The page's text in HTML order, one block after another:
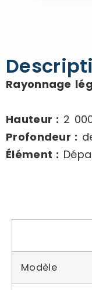
Rayonnage
Hauteur : 2
Profondeur :
Élément :
Modèle